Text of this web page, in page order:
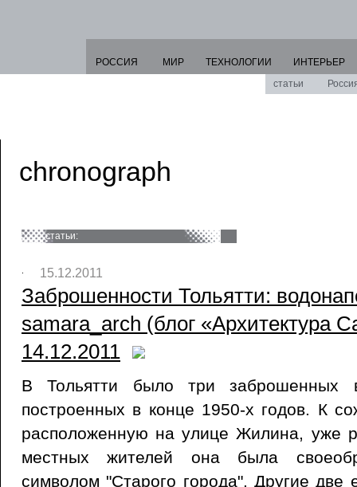
РОССИЯ МИР ТЕХНОЛОГИИ
ИНТЕРЬЕР
статьи
chronograph
статьи:
15.12.2011
Заброшенности Тольятти:
samara_arch (блог «Архитектура
14.12.2011
В Тольятти было три заброшенных
построенных в конце 1950-х годов. К
расположенную на улице Жилина, уже
местных жителей она была
символом "Старого города". Другие две